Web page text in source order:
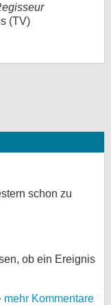
(TV)
schon zu
ob ein Ereignis
mehr Kommentare